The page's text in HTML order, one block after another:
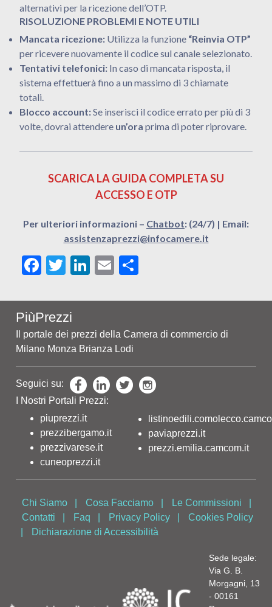
alternativi per la ricezione dell’OTP.
RISOLUZIONE PROBLEMI E NOTE UTILI
Mancata ricezione: Utilizza la funzione “Reinvia OTP”
per ricevere nuovamente il codice sul canale selezionato.
Tentativi telefonici: In caso di mancata risposta, il
sistema effettuerà fino a un massimo di 3 chiamate
totali.
Blocco account:Se inserisci il codice errato per più di 3
volte, dovrai attendere un’ora prima di poter riprovare.
SCARICA LA GUIDA COMPLETA SU
ACCESSO E OTP
Per ulteriori informazioni – Chatbot: (24/7) | Email:
assistenzaprezzi@infocamere.it
Facebook
Twitter
LinkedIn
Email
PiùPrezzi
Il portale dei prezzi della Camera di commercio di
Milano Monza Brianza Lodi
Seguici su:
I Nostri Portali Prezzi:
piuprezzi.it
prezzibergamo.it
prezzivarese.it
cuneoprezzi.it
paviaprezzi.it
prezzi.emilia.camcom.it
Chi Siamo Cosa Facciamo Le Commissioni
Contatti
Faq Privacy Policy
Cookies Policy
Dichiarazione di Accessibilità
Sede legale:
Via G. B.
Morgagni, 13
- 00161